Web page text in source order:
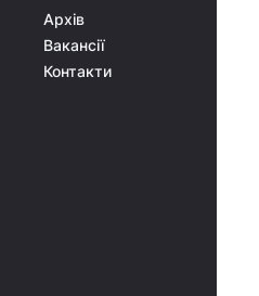
Архів
Вакансії
Контакти